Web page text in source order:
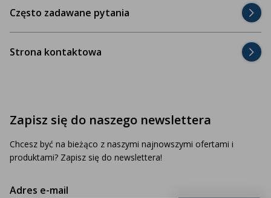
Często zadawane pytania
Strona kontaktowa
Zapisz się do naszego newslettera
Chcesz być na bieżąco z naszymi najnowszymi ofertami i
produktami? Zapisz się do newslettera!
Adres e-mail